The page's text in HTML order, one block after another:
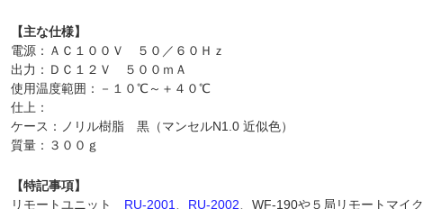
【主な仕様】
電源：ＡＣ１００Ｖ ５０／６０Ｈｚ
出力：ＤＣ１２Ｖ ５００ｍＡ
使用温度範囲：－１０℃～＋４０℃
仕上：
ケース：ノリル樹脂 黒（マンセルN1.0 近似色）
質量：３００ｇ
【特記事項】
リモートユニット RU-2001 RU-2002 、WF-190や５局リモートマイク